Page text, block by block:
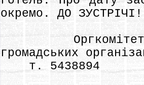
окремо. ДО ЗУСТРІЧІ!
Оргкомітет
громадських
т. 5438894